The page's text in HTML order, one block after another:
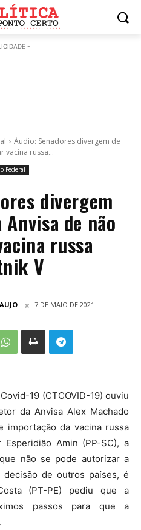
-
Áudio: Senadores divergem de
vacina russa...
Federal
divergem
de não
russa
V
7 DE MAIO DE 2021
19 (CTCOVID-19) ouviu
da Anvisa Alex Machado
importação da vacina russa
Amin (PP-SC), a
não se pode autorizar a
decisão de outros países, é
(PT-PE) pediu que a
passos para que a